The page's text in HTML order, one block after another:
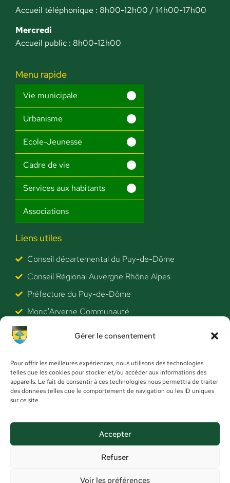
Gérer le consentement
Pour offrir les meilleures expériences, nous utilisons des technologies
telles que les cookies pour stocker et/ou accéder aux informations des
appareils. Le fait de consentir à ces technologies nous permettra de traiter
des données telles que le comportement de navigation ou les ID uniques
sur ce site.
Accepter
Refuser
Voir les préférences
Accueil téléphonique : 8h00-12h00 / 14h00-17h00
Mercredi
Accueil public : 8h00-12h00
Menu rapide
Vie municipale
Urbanisme
Ecole-Jeunesse
Cadre de vie
Services aux habitants
Associations
Liens utiles
Conseil départemental du Puy-de-Dôme
Conseil Régional Auvergne Rhône Alpes
Préfecture du Puy-de-Dôme
Mond'Arverne Communauté
Clermont Auvergne Volcans (Tourisme)
SME Issoire (Eau potable)
ANTS
Actualités